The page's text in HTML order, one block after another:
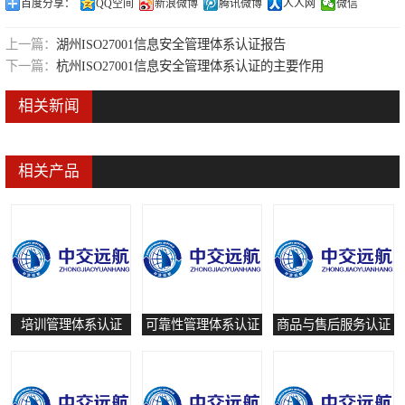
百度分享： QQ空间 新浪微博 腾讯微博 人人网 微信
上一篇： 湖州ISO27001信息安全管理体系认证报告
下一篇： 杭州ISO27001信息安全管理体系认证的主要作用
相关新闻
相关产品
培训管理体系认证 可靠性管理体系认证 商品与售后服务认证
培训管理体系认证